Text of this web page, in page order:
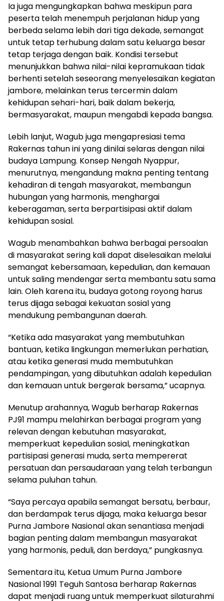
Ia juga mengungkapkan bahwa meskipun para
peserta telah menempuh perjalanan hidup yang
berbeda selama lebih dari tiga dekade, semangat
untuk tetap terhubung dalam satu keluarga besar
tetap terjaga dengan baik. Kondisi tersebut
menunjukkan bahwa nilai-nilai kepramukaan tidak
berhenti setelah seseorang menyelesaikan kegiatan
jambore, melainkan terus tercermin dalam
kehidupan sehari-hari, baik dalam bekerja,
bermasyarakat, maupun mengabdi kepada bangsa.
Lebih lanjut, Wagub juga mengapresiasi tema
Rakernas tahun ini yang dinilai selaras dengan nilai
budaya Lampung. Konsep Nengah Nyappur,
menurutnya, mengandung makna penting tentang
kehadiran di tengah masyarakat, membangun
hubungan yang harmonis, menghargai
keberagaman, serta berpartisipasi aktif dalam
kehidupan sosial.
Wagub menambahkan bahwa berbagai persoalan
di masyarakat sering kali dapat diselesaikan melalui
semangat kebersamaan, kepedulian, dan kemauan
untuk saling mendengar serta membantu satu sama
lain. Oleh karena itu, budaya gotong royong harus
terus dijaga sebagai kekuatan sosial yang
mendukung pembangunan daerah.
“Ketika ada masyarakat yang membutuhkan
bantuan, ketika lingkungan memerlukan perhatian,
atau ketika generasi muda membutuhkan
pendampingan, yang dibutuhkan adalah kepedulian
dan kemauan untuk bergerak bersama,” ucapnya.
Menutup arahannya, Wagub berharap Rakernas
PJ91 mampu melahirkan berbagai program yang
relevan dengan kebutuhan masyarakat,
memperkuat kepedulian sosial, meningkatkan
partisipasi generasi muda, serta mempererat
persatuan dan persaudaraan yang telah terbangun
selama puluhan tahun.
“Saya percaya apabila semangat bersatu, berbaur,
dan berdampak terus dijaga, maka keluarga besar
Purna Jambore Nasional akan senantiasa menjadi
bagian penting dalam membangun masyarakat
yang harmonis, peduli, dan berdaya,” pungkasnya.
Sementara itu, Ketua Umum Purna Jambore
Nasional 1991 Teguh Santosa berharap Rakernas
dapat menjadi ruang untuk memperkuat silaturahmi